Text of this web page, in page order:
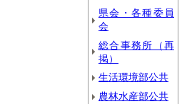
県会・各種委員
会
総合事務所（再
掲）
生活環境部公共
農林水産部公共